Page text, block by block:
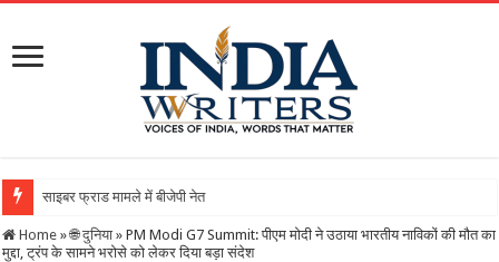
साइबर फ्राड मामले में बीजेपी नेता गिरफ्तारः 21 करोड़ की बड़ी ठ
Home » 🌐 दुनिया » PM Modi G7 Summit: पीएम मोदी ने उठाया भारतीय नाविकों की मौत का
मुद्दा, ट्रंप के सामने भरोसे को लेकर दिया बड़ा संदेश